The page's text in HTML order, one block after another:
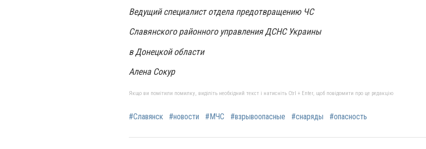
Ведущий специалист отдела предотвращению ЧС
Славянского районного управления ДСНС Украины
в Донецкой области
Алена Сокур
Якщо ви помітили помилку, виділіть необхідний текст і натисніть Ctrl + Enter, щоб повідомити про це редакцію
#Славянск #новости #МЧС #взрывоопасные #снаряды #опасность